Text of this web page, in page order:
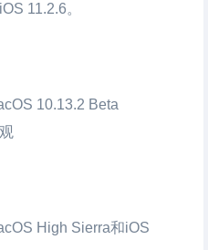
11.2.6。
10.13.2 Beta
High Sierra和iOS